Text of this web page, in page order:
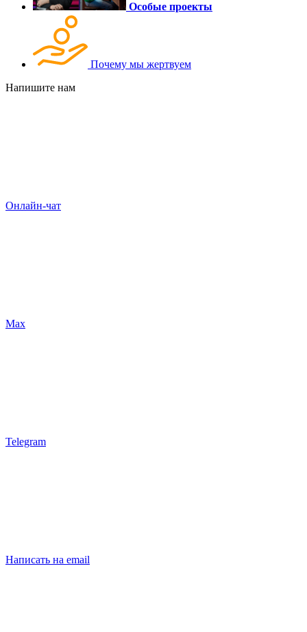
Особые проекты
Почему мы жертвуем
Напишите нам
Онлайн-чат
Max
Telegram
Написать на email